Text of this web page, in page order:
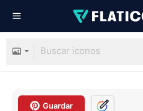
Guardar